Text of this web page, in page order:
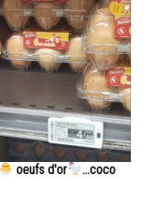
oeufs d'or
...coco